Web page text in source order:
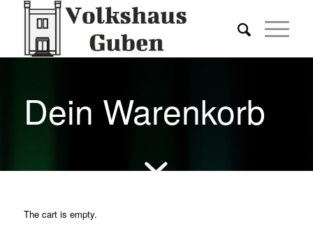
Dein Warenkorb
The cart is empty.